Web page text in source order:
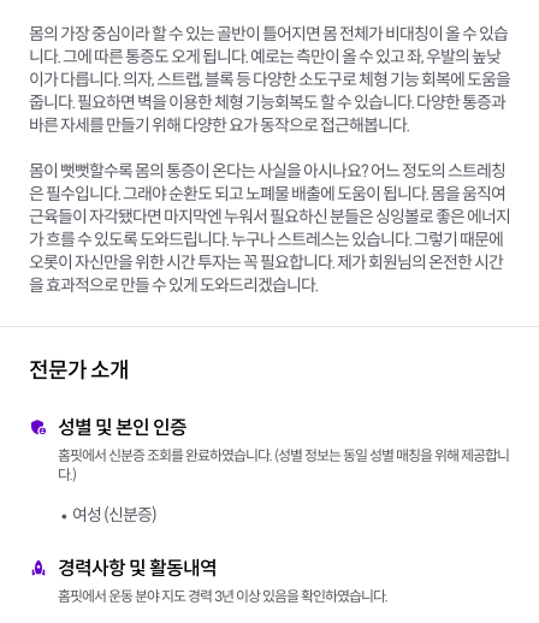
몸의 가장 중심이라 할 수 있는 골반이 틀어지면 몸 전체가 비대칭이 올 수 있습
니다. 그에 따른 통증도 오게 됩니다. 예로는 측만이 올 수 있고 좌, 우발의 높낮
이가 다릅니다. 의자, 스트랩, 블록 등 다양한 소도구로 체형 기능 회복에 도움을
줍니다. 필요하면 벽을 이용한 체형 기능회복도 할 수 있습니다. 다양한 통증과
바른 자세를 만들기 위해 다양한 요가 동작으로 접근해봅니다.
몸이 뻣뻣할수록 몸의 통증이 온다는 사실을 아시나요? 어느 정도의 스트레칭
은 필수입니다. 그래야 순환도 되고 노폐물 배출에 도움이 됩니다. 몸을 움직여
근육들이 자각됐다면 마지막엔 누워서 필요하신 분들은 싱잉볼로 좋은 에너지
가 흐를 수 있도록 도와드립니다. 누구나 스트레스는 있습니다. 그렇기 때문에
오롯이 자신만을 위한 시간 투자는 꼭 필요합니다. 제가 회원님의 온전한 시간
을 효과적으로 만들 수 있게 도와드리겠습니다.
전문가 소개
성별 및 본인 인증
홈핏에서 신분증 조회를 완료하였습니다. (성별 정보는 동일 성별 매칭을 위해 제공합니
다.)
여성 (신분증)
경력사항 및 활동내역
홈핏에서 운동 분야 지도 경력 3년 이상 있음을 확인하였습니다.